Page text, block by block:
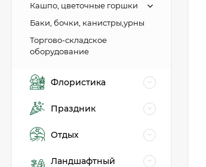
Кашпо, цветочные горшки
Баки, бочки, канистры,урны
Торгово-складское
оборудование
Флористика
Праздник
Отдых
Ландшафтный